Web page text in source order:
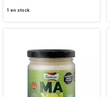
1 en stock